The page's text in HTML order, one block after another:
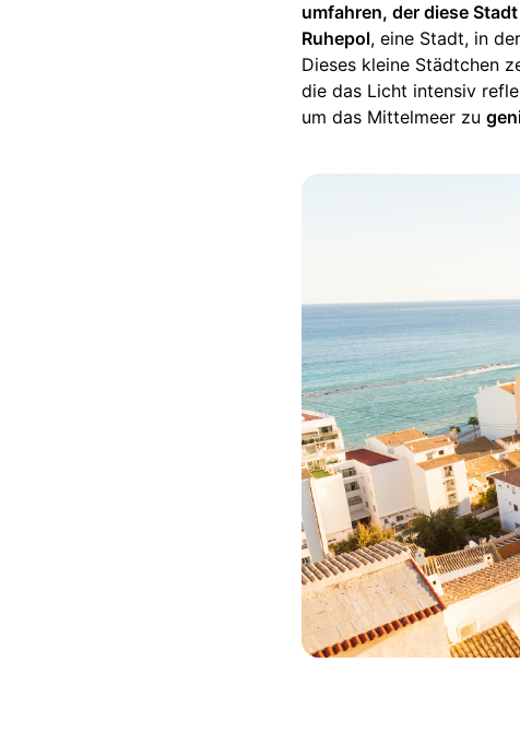
umfahren, der diese
Ruhepol, eine Stadt, in
Dieses kleine Städtchen
die das Licht intensiv
um das Mittelmeer zu